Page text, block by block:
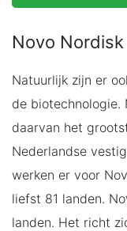
Novo Nordisk
Natuurlijk zijn er
de biotechnologie.
daarvan het
Nederlandse
werken er voor
liefst 81 landen.
landen. Het richt